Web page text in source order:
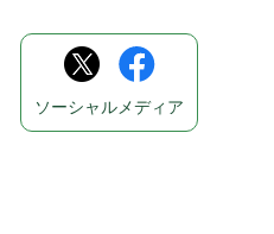
ソーシャルメディア